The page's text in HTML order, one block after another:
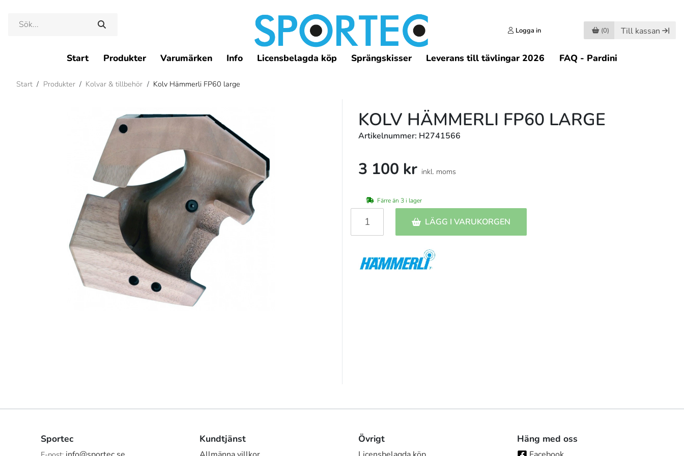
Logga in (0) Till kassan
Start Produkter Varumärken Info Licensbelagda köp Sprängskisser Leverans till tävlingar 2026 FAQ - Pardini
Start / Produkter / Kolvar & tillbehör / Kolv Hämmerli FP60 large
KOLV HÄMMERLI FP60 LARGE
Artikelnummer: H2741566
3 100 kr inkl. moms
Färre än 3 i lager
LÄGG I VARUKORGEN
Sportec Kundtjänst Övrigt Häng med oss